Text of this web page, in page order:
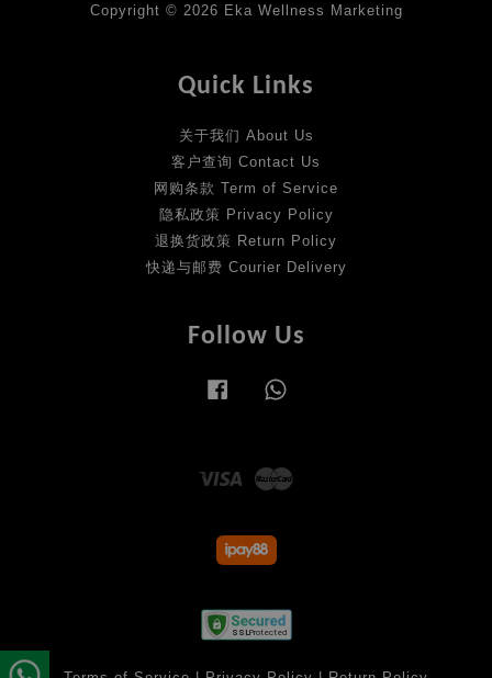
Copyright © 2026 Eka Wellness Marketing
Quick Links
关于我们 About Us
客户查询 Contact Us
网购条款 Term of Service
隐私政策 Privacy Policy
退换货政策 Return Policy
快递与邮费 Courier Delivery
Follow Us
Facebook
Visa